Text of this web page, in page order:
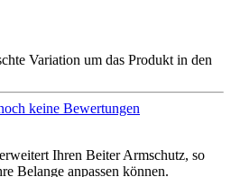
Variation um das Produkt in den
keine Bewertungen
Ihren Beiter Armschutz, so
Belange anpassen können.